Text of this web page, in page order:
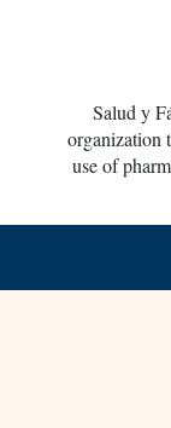
Salud y
organization
use of